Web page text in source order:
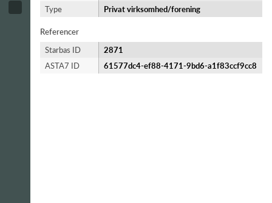
Type
Privat virksomhed/forening
Referencer
Starbas ID
2871
ASTA7 ID
61577dc4-ef88-4171-9bd6-a1f83ccf9cc8